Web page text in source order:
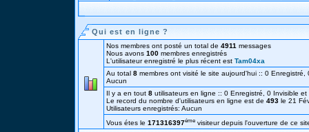
Qui est en ligne ?
Nos membres ont posté un total de 4911 messages
Nous avons 100 membres enregistrés
L'utilisateur enregistré le plus récent est Tam04xa
Au total 8 membres ont visité le site aujourd'hui :: 0 Enregistré,
Aucun
Il y a en tout 8 utilisateurs en ligne :: 0 Enregistré, 0 Invisible
Le record du nombre d'utilisateurs en ligne est de 493 le 21
Utilisateurs enregistrés: Aucun
Vous étes le 171316397éme visiteur depuis l'ouverture de ce